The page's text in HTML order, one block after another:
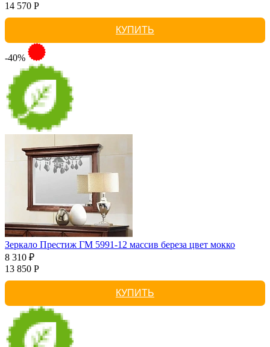
14 570 Р
КУПИТЬ
-40%
Зеркало Престиж ГМ 5991-12 массив береза цвет мокко
8 310 ₽
13 850 Р
КУПИТЬ